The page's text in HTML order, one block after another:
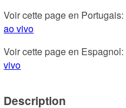
Voir cette page en Portugais:
ao vivo
Voir cette page en Espagnol:
vivo
Description